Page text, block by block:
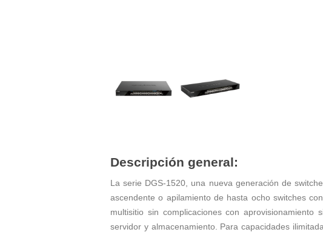
Descripción general:
La serie DGS-1520, una nueva generación de
ascendente o apilamiento de hasta ocho switches
multisitio sin complicaciones con
servidor y almacenamiento. Para capacidades